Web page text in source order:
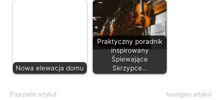
Nowa elewacja domu
Praktyczny poradnik
inspirowany
Śpiewające
Skrzypce…
Poprzedni artykuł Następny artykuł